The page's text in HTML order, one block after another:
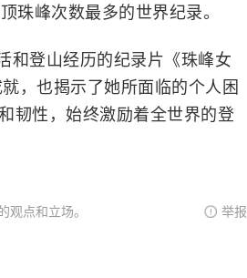
珠峰次数最多的世界纪录。
和登山经历的纪录片《珠峰女
，也揭示了她所面临的个人困
韧性，始终激励着全世界的登
点和立场。 举报